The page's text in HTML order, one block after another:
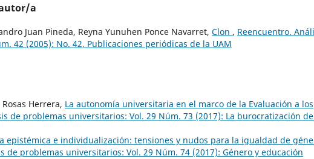
a
Juan Pineda, Reyna Yunuhen Ponce Navarret, Clon , Reencuentro.
42 (2005): No. 42, Publicaciones periódicas de la UAM
Herrera, La autonomía universitaria en el marco de la Evaluación a los
de problemas universitarios: Vol. 29 Núm. 73 (2017): La burocratización
epistémica e individualización: tensiones y nudos para la igualdad de
de problemas universitarios: Vol. 29 Núm. 74 (2017): Género y educación